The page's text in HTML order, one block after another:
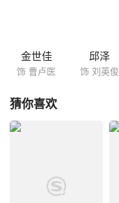
金世佳
饰 曹卢医
邱泽
饰 刘英俊
猜你喜欢